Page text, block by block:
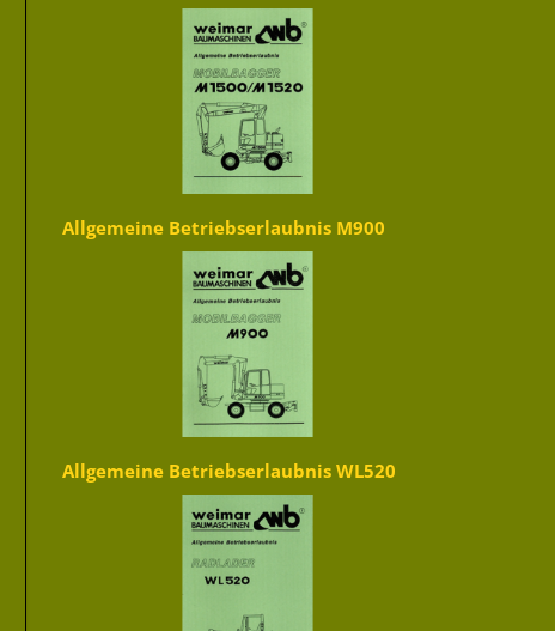
Allgemeine Betriebserlaubnis M900
Allgemeine Betriebserlaubnis WL520